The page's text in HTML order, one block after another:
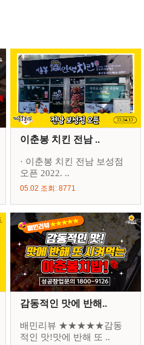
이춘봉 치킨 전남 ..
· 이춘봉 치킨 전남 보성점
오픈 2022. ..
05.02 조회: 8771
감동적인 맛에 반해..
배민리뷰 ★★★★★감동
적인 맛!맛에 반해 또 ..